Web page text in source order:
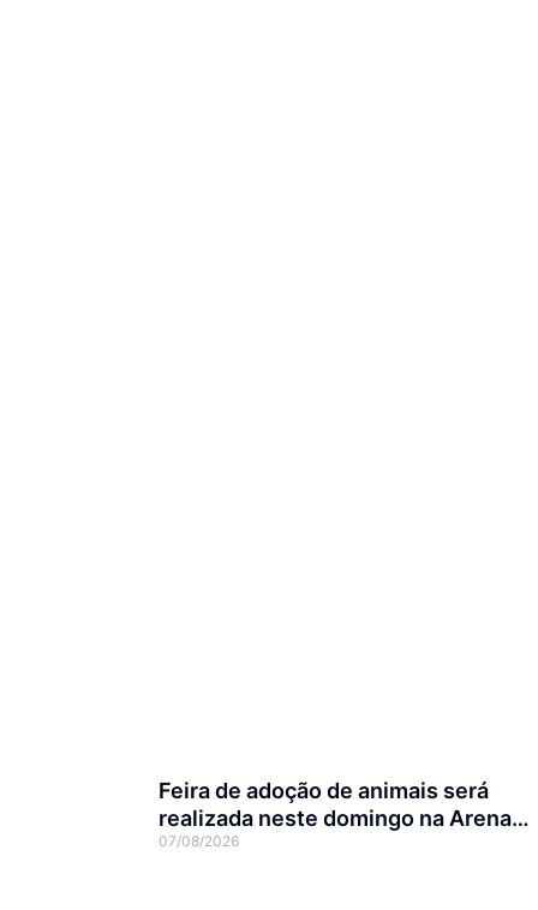
Feira de adoção de animais será
realizada neste domingo na Arena
Joinville
07/08/2026